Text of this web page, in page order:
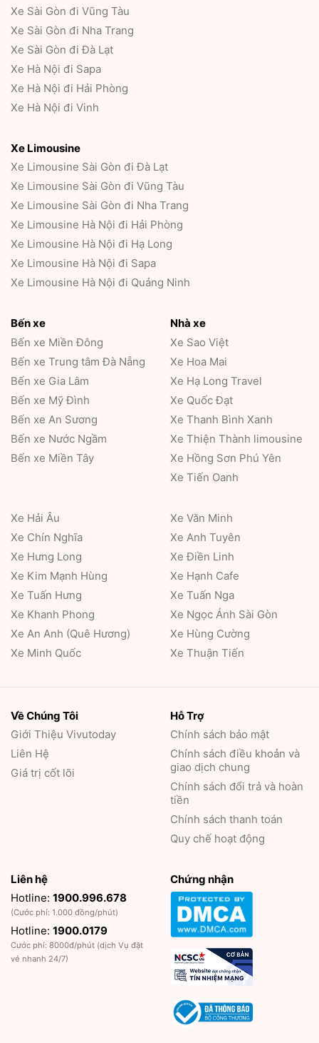
Xe Sài Gòn đi Vũng Tàu
Xe Sài Gòn đi Nha Trang
Xe Sài Gòn đi Đà Lạt
Xe Hà Nội đi Sapa
Xe Hà Nội đi Hải Phòng
Xe Hà Nội đi Vinh
Xe Limousine
Xe Limousine Sài Gòn đi Đà Lạt
Xe Limousine Sài Gòn đi Vũng Tàu
Xe Limousine Sài Gòn đi Nha Trang
Xe Limousine Hà Nội đi Hải Phòng
Xe Limousine Hà Nội đi Hạ Long
Xe Limousine Hà Nội đi Sapa
Xe Limousine Hà Nội đi Quảng Ninh
Bến xe
Bến xe Miền Đông
Bến xe Trung tâm Đà Nẵng
Bến xe Gia Lâm
Bến xe Mỹ Đình
Bến xe An Sương
Bến xe Nước Ngầm
Bến xe Miền Tây
Nhà xe
Xe Sao Việt
Xe Hoa Mai
Xe Hạ Long Travel
Xe Quốc Đạt
Xe Thanh Bình Xanh
Xe Thiện Thành limousine
Xe Hồng Sơn Phú Yên
Xe Tiến Oanh
Xe Hải Âu
Xe Chín Nghĩa
Xe Hưng Long
Xe Kim Mạnh Hùng
Xe Tuấn Hưng
Xe Khanh Phong
Xe An Anh (Quê Hương)
Xe Minh Quốc
Xe Văn Minh
Xe Anh Tuyên
Xe Điền Linh
Xe Hạnh Cafe
Xe Tuấn Nga
Xe Ngọc Ánh Sài Gòn
Xe Hùng Cường
Xe Thuận Tiến
Về Chúng Tôi
Giới Thiệu Vivutoday
Liên Hệ
Giá trị cốt lõi
Hỗ Trợ
Chính sách bảo mật
Chính sách điều khoản và
giao dịch chung
Chính sách đổi trả và hoàn
tiền
Chính sách thanh toán
Quy chế hoạt động
Liên hệ
Hotline: 1900.996.678
(Cước phí: 1.000 đồng/phút)
Hotline: 1900.0179
Cước phí: 8000đ/phút (dịch Vụ đặt
vé nhanh 24/7)
Chứng nhận